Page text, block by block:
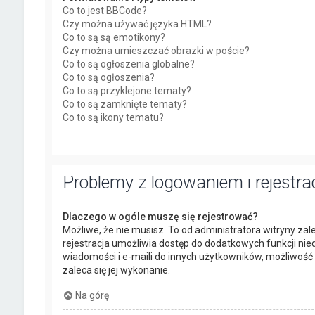
Co to jest BBCode?
Czy można używać języka HTML?
Co to są są emotikony?
Czy można umieszczać obrazki w poście?
Co to są ogłoszenia globalne?
Co to są ogłoszenia?
Co to są przyklejone tematy?
Co to są zamknięte tematy?
Co to są ikony tematu?
Problemy z logowaniem i
Dlaczego w ogóle muszę się rejestrować?
Możliwe, że nie musisz. To od administratora witryny
rejestracja umożliwia dostęp do dodatkowych funkcji
wiadomości i e-maili do innych użytkowników,
zaleca się jej wykonanie.
Na górę